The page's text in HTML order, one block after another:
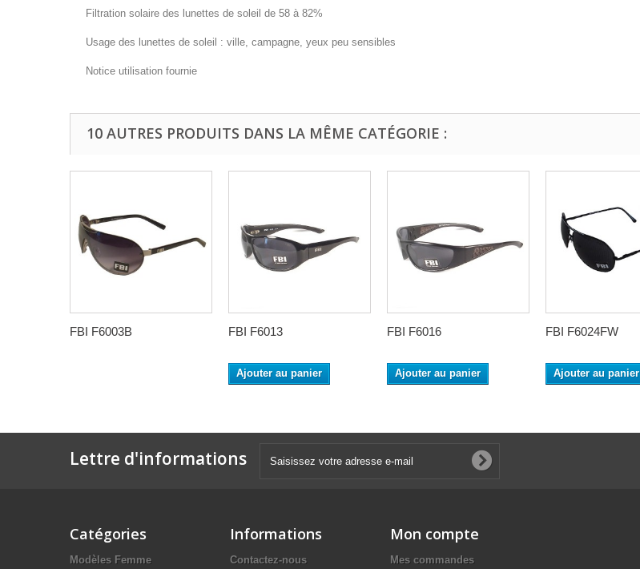
Filtration solaire des lunettes de soleil de 58 à 82%
Usage des lunettes de soleil : ville, campagne, yeux peu sensibles
Notice utilisation fournie
10 AUTRES PRODUITS DANS LA MÊME CATÉGORIE :
FBI F6003B FBI F6013
Ajouter au panier
FBI F6016
Ajouter au panier
FBI F6024FW
Ajouter au panier
Lettre d'informations
Catégories
Modèles Femme
Informations
Contactez-nous
Mon compte
Mes commandes